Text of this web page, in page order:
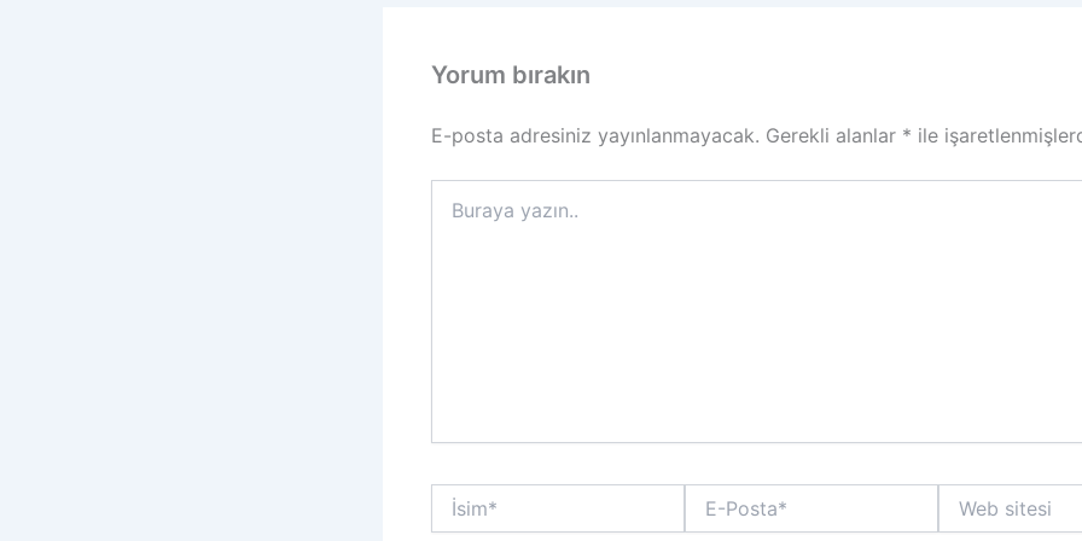
Yorum bırakın
E-posta adresiniz yayınlanmayacak. Gerekli alanlar * ile
yazın..
İsim*
Posta*
sitesi